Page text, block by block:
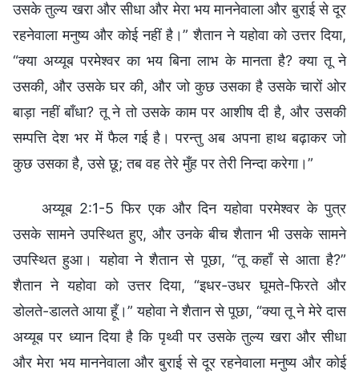
उसके तुल्य खरा और सीधा और मेरा भय माननेवाला और बुराई से दूर
रहनेवाला मनुष्य और कोई नहीं है।” शैतान ने यहोवा को उत्तर दिया,
“क्या अय्यूब परमेश्वर का भय बिना लाभ के मानता है? क्या तू ने
उसकी, और उसके घर की, और जो कुछ उसका है उसके चारों ओर
बाड़ा नहीं बाँधा? तू ने तो उसके काम पर आशीष दी है, और उसकी
सम्पत्ति देश भर में फैल गई है। परन्तु अब अपना हाथ बढ़ाकर जो
कुछ उसका है, उसे छू; तब वह तेरे मुँह पर तेरी निन्दा करेगा।”
अय्यूब 2:1-5 फिर एक और दिन यहोवा परमेश्वर के पुत्र
उसके सामने उपस्थित हुए, और उनके बीच शैतान भी उसके सामने
उपस्थित हुआ। यहोवा ने शैतान से पूछा, “तू कहाँ से आता है?”
शैतान ने यहोवा को उत्तर दिया, “इधर-उधर घूमते-फिरते और
डोलते-डालते आया हूँ।” यहोवा ने शैतान से पूछा, “क्या तू ने मेरे दास
अय्यूब पर ध्यान दिया है कि पृथ्वी पर उसके तुल्य खरा और सीधा
और मेरा भय माननेवाला और बुराई से दूर रहनेवाला मनुष्य और कोई